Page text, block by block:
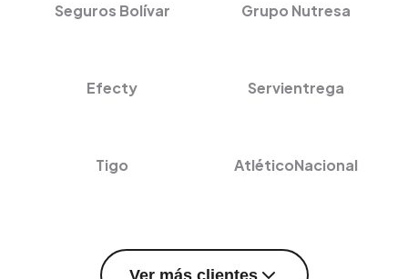
Seguros Bolívar Grupo Nutresa
Efecty Servientrega
Tigo AtléticoNacional
Ver más clientes